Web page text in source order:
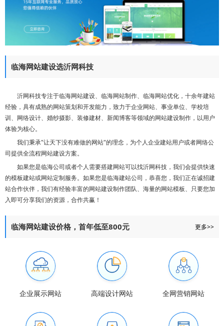
临海网站建设选沂网科技
沂网科技专注于临海网站建设、临海网站制作、临海网站优化，十余年建站
经验，具有成熟的网站策划和开发能力，致力于企业网站、事业单位、学校培
训、网络设计、婚纱摄影、装修建材、新闻博客等领域的网站建设制作，以用户
体验为核心。
我们秉承"让天下没有难做的网站"的理念，为个人企业建站用户或者网络公
司提供全流程网站建设方案。
如果您是临海公司或者个人需要搭建网站可以找沂网科技，我们会提供快速
的模板建站或网站定制服务。如果您是临海建站公司，恭喜您，我们正在诚招建
站合作伙伴，我们有经验丰富的网站建设制作团队、海量的网站模板、只要您加
入即可分享我们的资源，合作共赢！
临海网站建设价格，首年低至800元 更多>>
企业展示网站 高端设计网站 全网营销网站